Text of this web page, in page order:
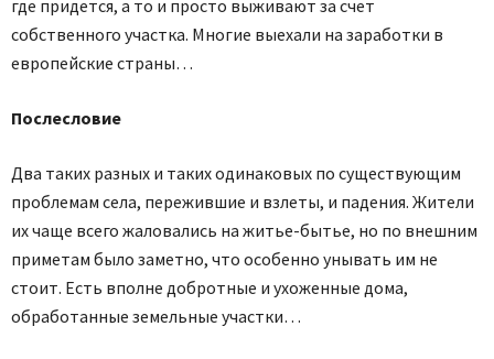
где придется, а то и просто выживают за счет
собственного участка. Многие выехали на заработки в
европейские страны…
Послесловие
Два таких разных и таких одинаковых по существующим
проблемам села, пережившие и взлеты, и падения. Жители
их чаще всего жаловались на житье-бытье, но по внешним
приметам было заметно, что особенно унывать им не
стоит. Есть вполне добротные и ухоженные дома,
обработанные земельные участки…